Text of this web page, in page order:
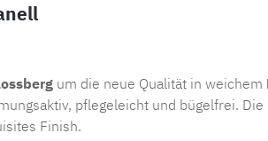
um die neue Qualität in weichem
pflegeleicht und bügelfrei.
Finish.